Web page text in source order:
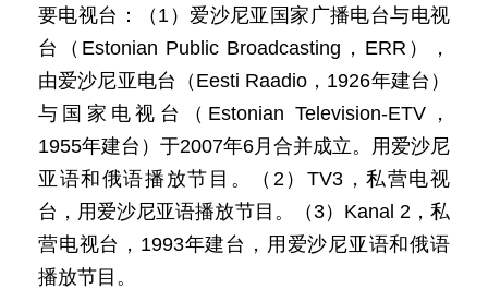
要电视台：（1）爱沙尼亚国家广播电台与电视
台（Estonian Public Broadcasting，ERR），
由爱沙尼亚电台（Eesti Raadio，1926年建台）
与国家电视台（Estonian Television-ETV，
1955年建台）于2007年6月合并成立。用爱沙尼
亚语和俄语播放节目。（2）TV3，私营电视
台，用爱沙尼亚语播放节目。（3）Kanal 2，私
营电视台，1993年建台，用爱沙尼亚语和俄语
播放节目。